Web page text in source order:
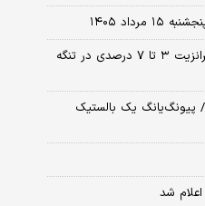
۱۴۰۵
رویترز: ایران و عمان برای تعیین تعرفه ترانزیت ۳ تا ۷ درصدی در تنگه
یک بالستیک
شد